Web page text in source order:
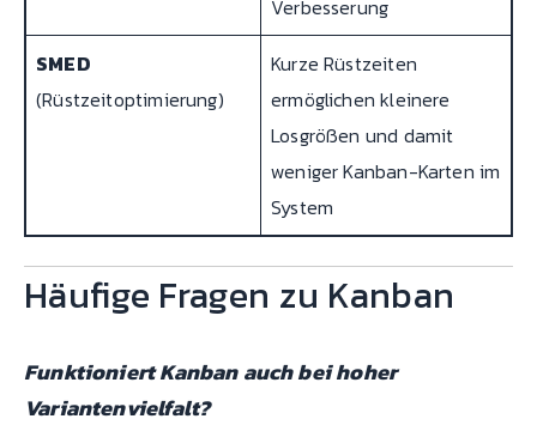
Verbesserung
SMED
(Rüstzeitoptimierung)
Kurze Rüstzeiten
ermöglichen kleinere
Losgrößen und damit
weniger Kanban-Karten im
System
Häufige Fragen zu Kanban
Funktioniert Kanban auch bei hoher
Variantenvielfalt?